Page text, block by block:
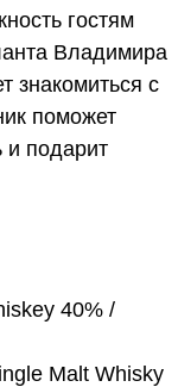
гостям
Владимира
знакомиться с
поможет
и подарит
40% /
Malt Whisky